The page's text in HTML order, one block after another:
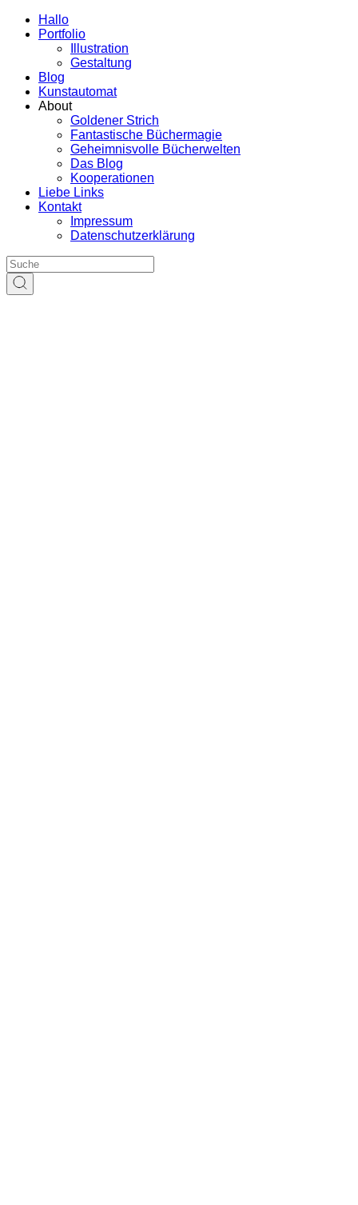
Hallo
Portfolio
Illustration
Gestaltung
Blog
Kunstautomat
About
Goldener Strich
Fantastische Büchermagie
Geheimnisvolle Bücherwelten
Das Blog
Kooperationen
Liebe Links
Kontakt
Impressum
Datenschutzerklärung